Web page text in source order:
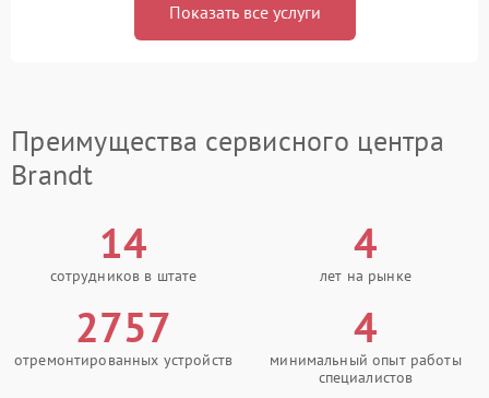
Показать все услуги
Преимущества сервисного центра
Brandt
14
сотрудников в штате
4
лет на рынке
2757
отремонтированных устройств
4
минимальный опыт работы
специалистов